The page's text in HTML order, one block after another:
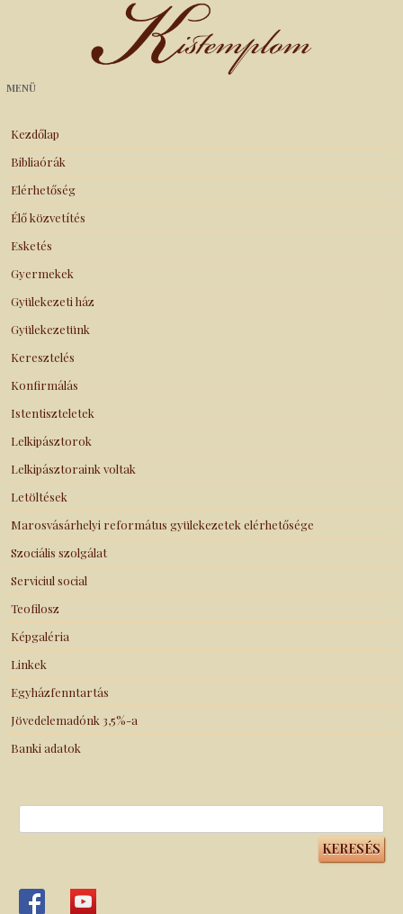
Kistemplom
MENÜ
Kezdőlap
Bibliaórák
Elérhetőség
Élő közvetítés
Esketés
Gyermekek
Gyülekezeti ház
Gyülekezetünk
Keresztelés
Konfirmálás
Istentiszteletek
Lelkipásztorok
Lelkipásztoraink voltak
Letöltések
Marosvásárhelyi református gyülekezetek elérhetősége
Szociális szolgálat
Serviciul social
Teofilosz
Képgaléria
Linkek
Egyházfenntartás
Jövedelemadónk 3,5%-a
Banki adatok